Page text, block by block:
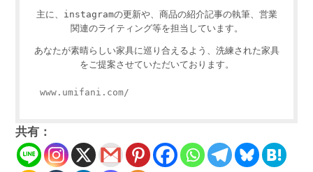
主に、instagramの更新や、商品の紹介記事の執筆、営業
関連のライティング等を担当しています。
あなたが素晴らしい家具に巡り合えるよう、洗練された家具
をご提案させていただいております。
www.umifani.com/
共有：